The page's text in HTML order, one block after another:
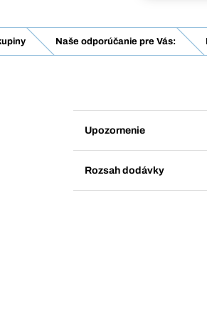
Naše odporúčanie pre Vás:
Upozornenie
Rozsah dodávky